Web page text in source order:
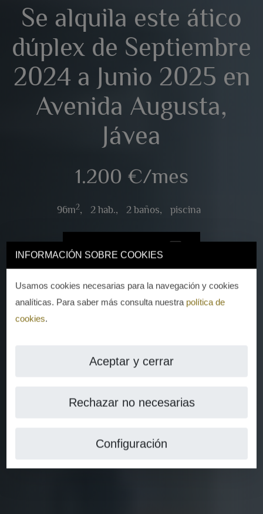
INFORMACIÓN SOBRE COOKIES
Usamos cookies necesarias para la navegación y cookies
analíticas. Para saber más consulta nuestra política de
cookies.
Aceptar y cerrar
Rechazar no necesarias
Configuración
Se alquila este ático
dúplex de Septiembre
2024 a Junio 2025 en
Avenida Augusta,
Jávea
1.200 €/mes
96m2, 2 hab., 2 baños, piscina